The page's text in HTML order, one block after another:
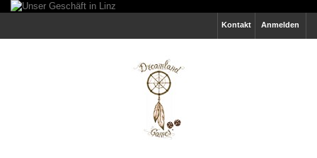
Anmelden
Kontakt